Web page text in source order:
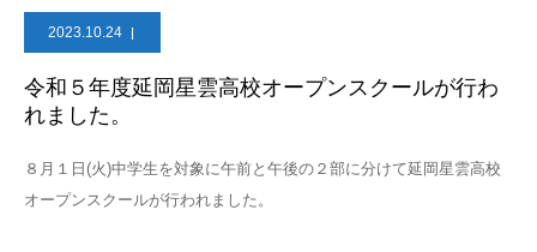
2023.10.24
令和５年度延岡星雲高校オープンスクールが行わ
れました。
８月１日(火)中学生を対象に午前と午後の２部に分けて延岡星雲高校
オープンスクールが行われました。